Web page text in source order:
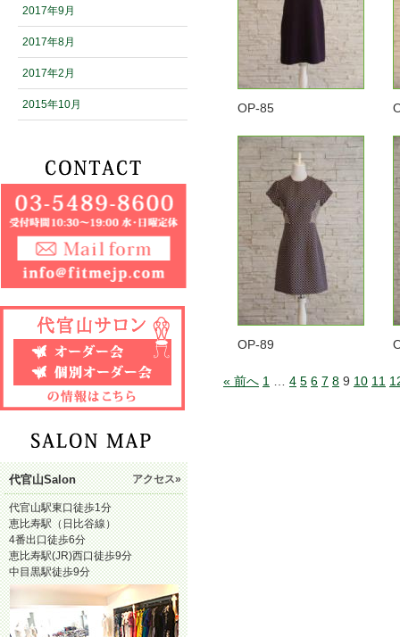
OP-85
OP-89
« 前へ 1 4 5 6 7 8 9 10 11
2017年9月
2017年8月
2017年2月
2015年10月
代官山Salon アクセス»
代官山駅東口徒歩1分
恵比寿駅（日比谷線）
4番出口徒歩6分
恵比寿駅(JR)西口徒歩9分
中目黒駅徒歩9分